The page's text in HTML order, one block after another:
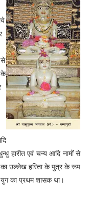
से
के
हारीत एवं चन्य आदि नामों से
उल्लेख हरिता के पुत्र के रूप
युग का प्रथम शासक था।